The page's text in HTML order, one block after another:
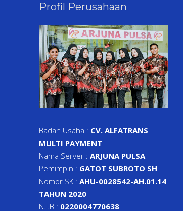
Profil Perusahaan
Badan Usaha : CV. ALFATRANS
MULTI PAYMENT
Nama Server : ARJUNA PULSA
Pemimpin : GATOT SUBROTO SH
Nomor SK : AHU-0028542-AH.01.14
TAHUN 2020
N.I.B : 0220004770638